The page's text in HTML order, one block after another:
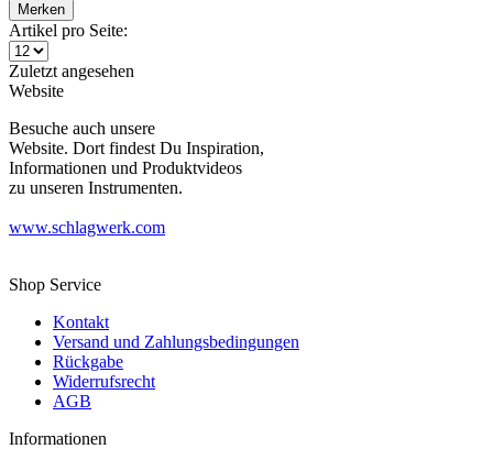
Merken
Artikel pro Seite:
Zuletzt angesehen
Website
Besuche auch unsere
Website. Dort findest Du Inspiration,
Informationen und Produktvideos
zu unseren Instrumenten.
www.schlagwerk.com
Shop Service
Kontakt
Versand und Zahlungsbedingungen
Rückgabe
Widerrufsrecht
AGB
Informationen